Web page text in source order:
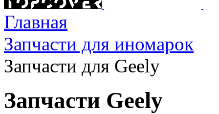
Главная
Запчасти для иномарок
Запчасти для Geely
Запчасти Geely